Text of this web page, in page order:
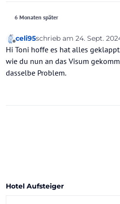
6 Monaten später
Offline
celi95schrieb am 24. Sept.
zuletzt editiert von
Hi Toni hoffe es hat alles
wie du nun an das Visum
dasselbe Problem.
Hotel Aufsteiger